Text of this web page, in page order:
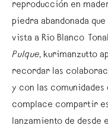
reproducción en
piedra abandonada
vista a Rio Blanco
Pulque, kurimanzutto
recordar las
y con las
complace compartir
lanzamiento de desde